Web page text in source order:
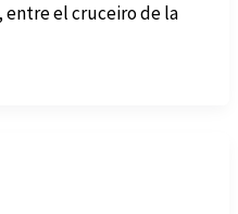
entre el cruceiro de la